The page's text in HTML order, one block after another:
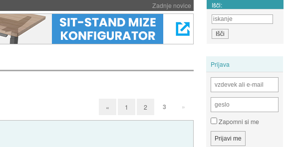
Zadnje novice Išči:
Prijava
Zapomni si me
« 1 2 3 »